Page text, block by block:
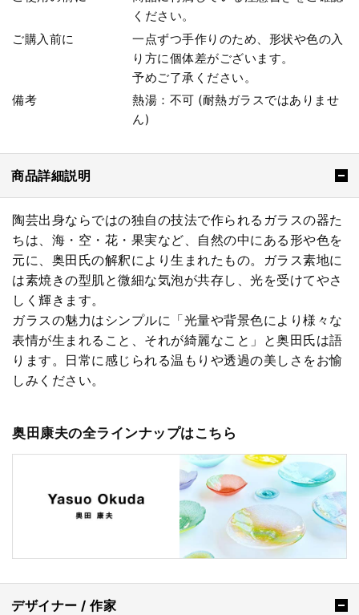
ください。
ご購入前に
一点ずつ手作りのため、形状や色の入
り方に個体差がございます。
予めご了承ください。
備考
熱湯：不可 (耐熱ガラスではありませ
ん)
商品詳細説明
陶芸出身ならではの独自の技法で作られるガラスの器た
ちは、海・空・花・果実など、自然の中にある形や色を
元に、奥田氏の解釈により生まれたもの。ガラス素地に
は素焼きの型肌と微細な気泡が共存し、光を受けてやさ
しく輝きます。
ガラスの魅力はシンプルに「光量や背景色により様々な
表情が生まれること、それが綺麗なこと」と奥田氏は語
ります。日常に感じられる温もりや透過の美しさをお愉
しみください。
奥田康夫の全ラインナップはこちら
デザイナー / 作家